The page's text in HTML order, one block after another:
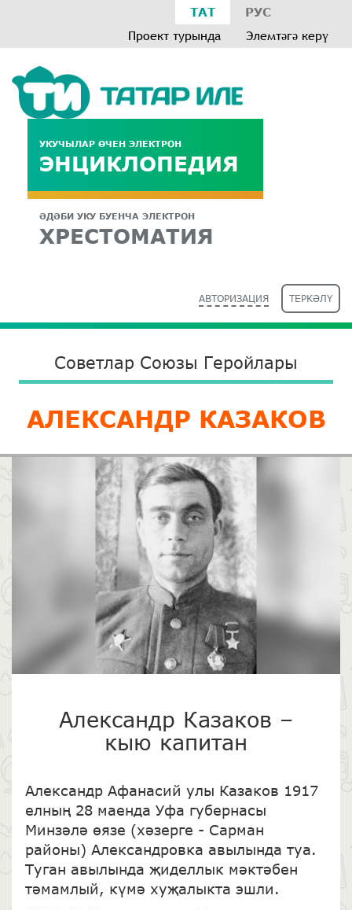
ТАТ РУС
Проект турында Элемтәгә керү
УКУЧЫЛАР ӨЧЕН ЭЛЕКТРОН
ЭНЦИКЛОПЕДИЯ
ӘДӘБИ УКУ БУЕНЧА ЭЛЕКТРОН
ХРЕСТОМАТИЯ
АВТОРИЗАЦИЯ ТЕРКӘЛҮ
Советлар Союзы Геройлары
АЛЕКСАНДР КАЗАКОВ
Александр Казаков –
кыю капитан
Александр Афанасий улы Казаков 1917
елның 28 маенда Уфа губернасы
Минзәлә өязе (хәзерге - Сарман
районы) Александровка авылында туа.
Туган авылында җиделлык мәктәбен
тәмамлый, күмә хуҗалыкта эшли.